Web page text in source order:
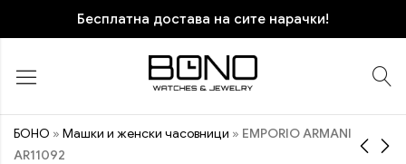
Бесплатна достава на сите нарачки!
БОНО » Машки и женски часовници » EMPORIO ARMANI
AR11092